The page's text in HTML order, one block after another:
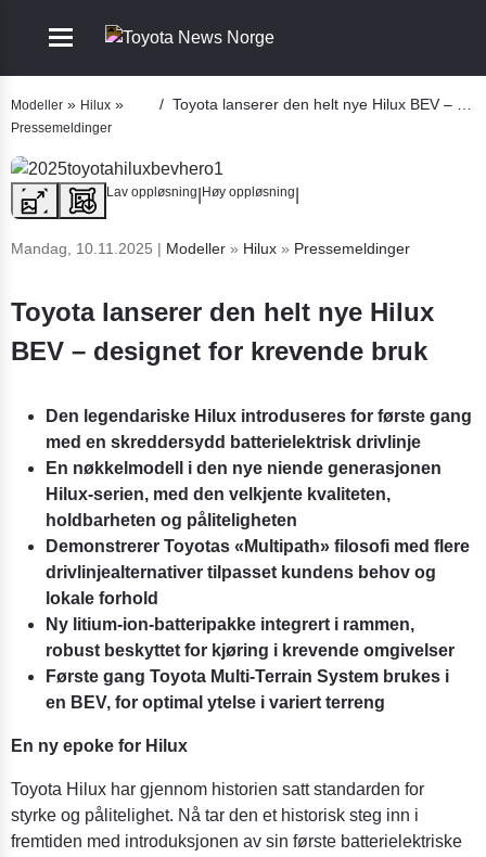
Mobile navigation
Modeller » Hilux »
Pressemeldinger
/
Lav oppløsning Høy oppløsning
Mandag, 10.11.2025 | Modeller » Hilux » Pressemeldinger
Toyota lanserer den helt nye Hilux
BEV – designet for krevende bruk
Den legendariske Hilux introduseres for første gang
med en skreddersydd batterielektrisk drivlinje
En nøkkelmodell i den nye niende generasjonen
Hilux-serien, med den velkjente kvaliteten,
holdbarheten og påliteligheten
Demonstrerer Toyotas «Multipath» filosofi med flere
drivlinjealternativer tilpasset kundens behov og
lokale forhold
Ny litium-ion-batteripakke integrert i rammen,
robust beskyttet for kjøring i krevende omgivelser
Første gang Toyota Multi-Terrain System brukes i
en BEV, for optimal ytelse i variert terreng
En ny epoke for Hilux
Toyota Hilux har gjennom historien satt standarden for
styrke og pålitelighet. Nå tar den et historisk steg inn i
fremtiden med introduksjonen av sin første batterielektriske